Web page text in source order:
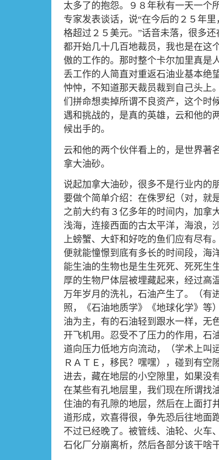
太多了的抱怨。９８年秋有一天一个
专家发表谈话，说“在今后的２５年
格超过２５美元。 ”话音未落，很多
都开始几十几百地裁员，我也是在这
傲的工作的。那时整个卡尔加里真是
丢工作的人简直对重返石油业基本绝
忡忡，不知道那天裁员裁到自己头上
们拼命想卖掉所谓不良资产，这个时
遇和挑战的，是真的英雄，云和他的
候出手的。
云和他的两个伙伴看上的，是世界著
拿大油砂。
说起加拿大油砂，很多不是行业内的
要做个简单介绍：在侏罗纪（对，就
之前大约有３亿多年的时间内，加拿
浅海，连接西面的古太平洋，海浪，
上螃蟹、大虾和好吃的鱼们应有尽有
便就能憧憬到底有多长的时间段，海
能生油的生物也是生生死死、死死生
厚的生物尸体层被埋藏起来，经过高
万年岁月的洗礼，石油产生了。（有
照，《石油地质学》《地球化学》等
油为主，有的石油轻到跟水一样，无
开飞机用。忍受不了压力的作用，石
道向压力低地方向流动，（学术上叫
ＲＡＴＥ，移民？嘿嘿），碰到有空
进去，藏在地层的小空隙里，如果没
在某些有孔地层里，我们现在所谓找
住油的有孔隙的地层，然后在上面打
道形成，欢喜得很，争先恐后往地面
不过已经晚了。被管线、油轮、火车
石化厂分崩离析，然后各部分该干啥